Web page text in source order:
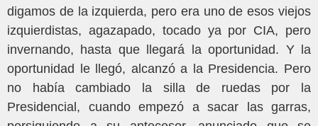
digamos de la izquierda, pero era uno de esos viejos
izquierdistas, agazapado, tocado ya por CIA, pero
invernando, hasta que llegará la oportunidad. Y la
oportunidad le llegó, alcanzó a la Presidencia. Pero
no había cambiado la silla de ruedas por la
Presidencial, cuando empezó a sacar las garras,